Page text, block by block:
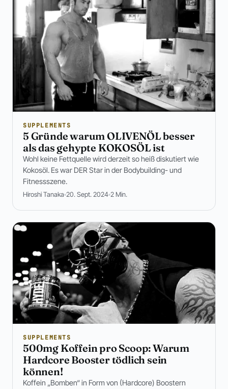
SUPPLEMENTS
5 Gründe warum OLIVENÖL besser
als das gehypte KOKOSÖL ist
Wohl keine Fettquelle wird derzeit so heiß diskutiert wie
Kokosöl. Es war DER Star in der Bodybuilding- und
Fitnessszene.
Hiroshi Tanaka 20. Sept. 2024 2 Min.
SUPPLEMENTS
500mg Koffein pro Scoop: Warum
Hardcore Booster tödlich sein
können!
Koffein „Bomben“ in Form von (Hardcore) Boostern